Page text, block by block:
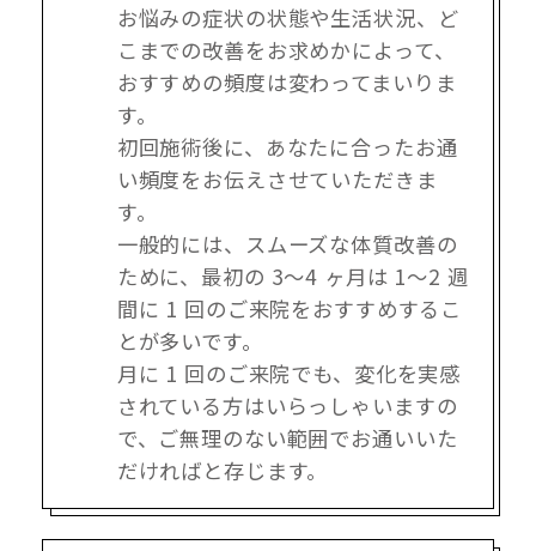
お悩みの症状の状態や生活状況、ど
こまでの改善をお求めかによって、
おすすめの頻度は変わってまいりま
す。
初回施術後に、あなたに合ったお通
い頻度をお伝えさせていただきま
す。
一般的には、スムーズな体質改善の
ために、最初の 3～4 ヶ月は 1～2 週
間に 1 回のご来院をおすすめするこ
とが多いです。
月に 1 回のご来院でも、変化を実感
されている方はいらっしゃいますの
で、ご無理のない範囲でお通いいた
だければと存じます。